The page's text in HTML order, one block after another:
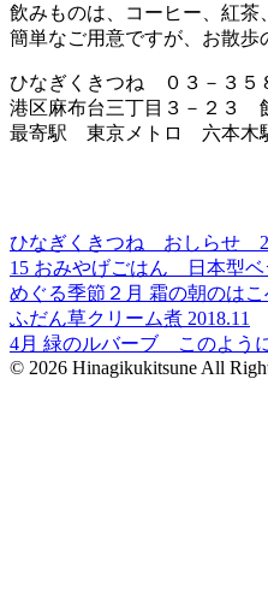
飲みものは、コーヒー、紅茶
簡単なご用意ですが、お散歩
ひなぎくきつね ０３－３５
港区麻布台三丁目３－２３
最寄駅 東京メトロ 六本木駅
ひなぎくきつね おしらせ
15 おみやげごはん 日本型ベ
めぐる季節２月 霜の朝のはこ
ふだん草クリーム煮 2018.11
4月 緑のルバーブ このよう
© 2026 Hinagikukitsune All